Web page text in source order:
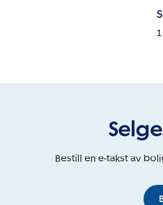
1
Bestill en e-takst av